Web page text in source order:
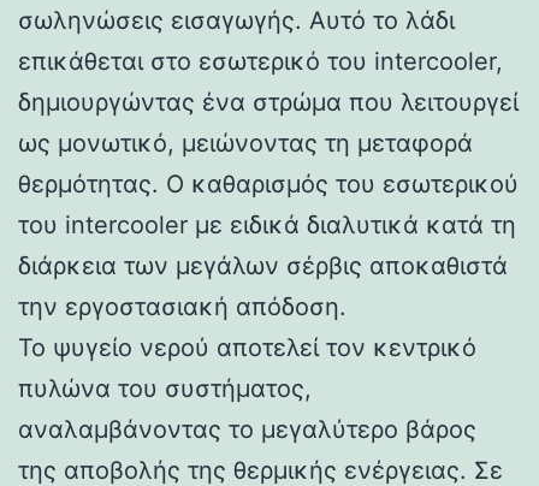
σωληνώσεις εισαγωγής. Αυτό το λάδι
επικάθεται στο εσωτερικό του intercooler,
δημιουργώντας ένα στρώμα που λειτουργεί
ως μονωτικό, μειώνοντας τη μεταφορά
θερμότητας. Ο καθαρισμός του εσωτερικού
του intercooler με ειδικά διαλυτικά κατά τη
διάρκεια των μεγάλων σέρβις αποκαθιστά
την εργοστασιακή απόδοση.
Το ψυγείο νερού αποτελεί τον κεντρικό
πυλώνα του συστήματος,
αναλαμβάνοντας το μεγαλύτερο βάρος
της αποβολής της θερμικής ενέργειας. Σε